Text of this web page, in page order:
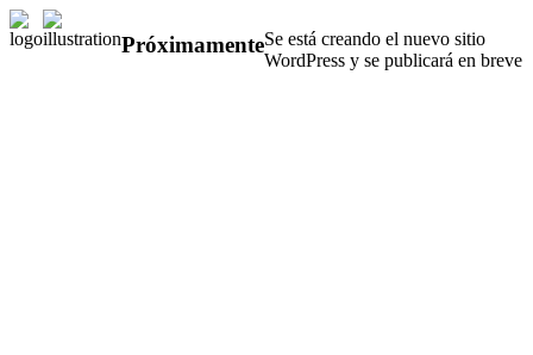
PróximamenteSe está creando el nuevo sitio
WordPress y se publicará en breve